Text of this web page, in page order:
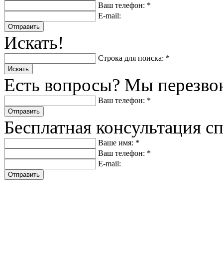
Ваш телефон: *
E-mail:
Отправить
Искать!
Строка для поиска: *
Искать
Есть вопросы? Мы
Ваш телефон: *
Отправить
Бесплатная консультация
Ваше имя: *
Ваш телефон: *
E-mail:
Отправить